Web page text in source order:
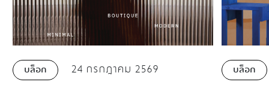
บล็อก 24 กรกฎาคม 2569 บล็อก